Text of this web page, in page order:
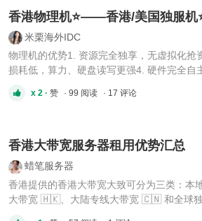
香港物理机⭐️——香港/美国独服机
米栗海外IDC
物理机的优势1. 资源完全独享，无虚拟化抢
损耗低，算力、硬盘读写更强4. 硬件完全自
30M优化 国际100M） 8H/16G/1THDD/15M/2IP
x 2 · 赞 · 99 阅读 · 17 评论
香港大带宽服务器租用优势汇总
蜡笔服务器
香港提供的香港大带宽大致可分为三类：本
大带宽 🇭🇰、大陆专线大带宽 🇨🇳 和全球独